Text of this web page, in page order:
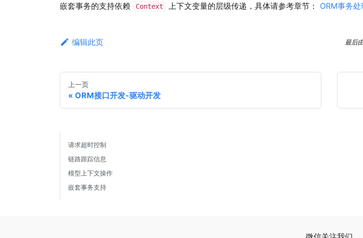
嵌套事务的支持依赖 Context 上下文变量的层级传递，具体请参考章节： ORM事务处
编辑此页 最后
上一页
ORM接口开发-驱动开发
请求超时控制
链路跟踪信息
模型上下文操作
嵌套事务支持